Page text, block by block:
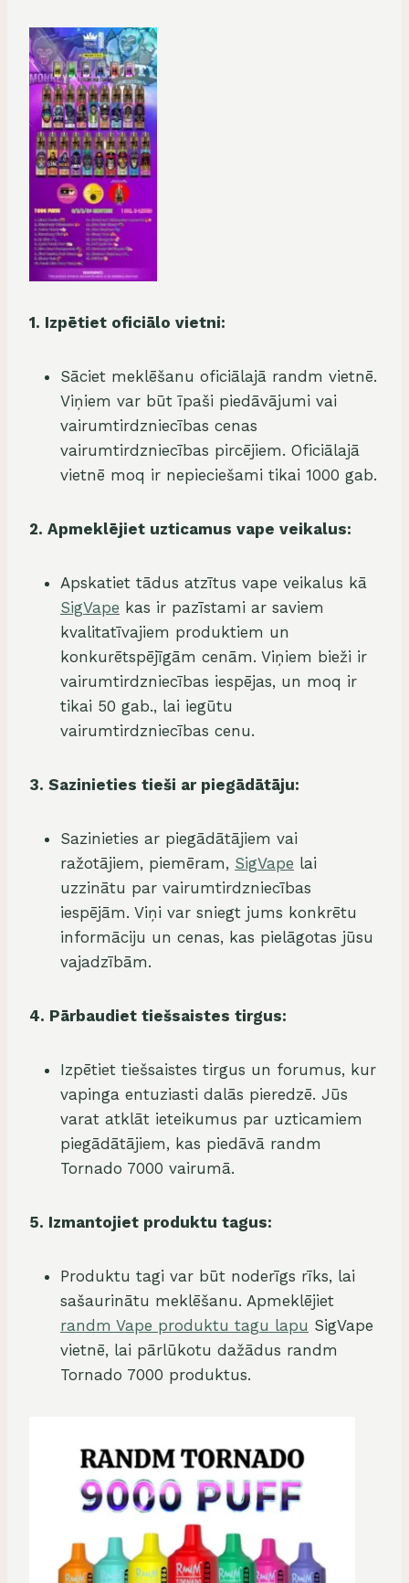
1. Izpētiet oficiālo vietni:
Sāciet meklēšanu oficiālajā randm vietnē.
Viņiem var būt īpaši piedāvājumi vai
vairumtirdzniecības cenas
vairumtirdzniecības pircējiem. Oficiālajā
vietnē moq ir nepieciešami tikai 1000 gab.
2. Apmeklējiet uzticamus vape veikalus:
Apskatiet tādus atzītus vape veikalus kā
SigVape kas ir pazīstami ar saviem
kvalitatīvajiem produktiem un
konkurētspējīgām cenām. Viņiem bieži ir
vairumtirdzniecības iespējas, un moq ir
tikai 50 gab., lai iegūtu
vairumtirdzniecības cenu.
3. Sazinieties tieši ar piegādātāju:
Sazinieties ar piegādātājiem vai
ražotājiem, piemēram, SigVape lai
uzzinātu par vairumtirdzniecības
iespējām. Viņi var sniegt jums konkrētu
informāciju un cenas, kas pielāgotas jūsu
vajadzībām.
4. Pārbaudiet tiešsaistes tirgus:
Izpētiet tiešsaistes tirgus un forumus, kur
vapinga entuziasti dalās pieredzē. Jūs
varat atklāt ieteikumus par uzticamiem
piegādātājiem, kas piedāvā randm
Tornado 7000 vairumā.
5. Izmantojiet produktu tagus:
Produktu tagi var būt noderīgs rīks, lai
sašaurinātu meklēšanu. Apmeklējiet
randm Vape produktu tagu lapu SigVape
vietnē, lai pārlūkotu dažādus randm
Tornado 7000 produktus.